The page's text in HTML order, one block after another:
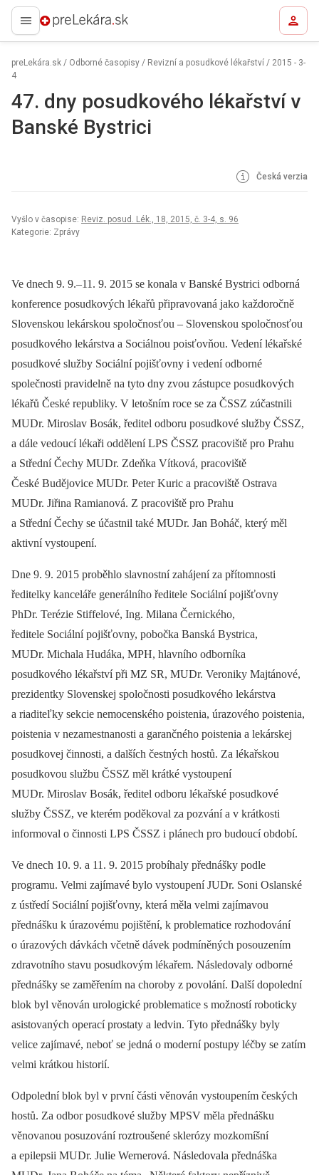
preLekára.sk
preLekára.sk / Odborné časopisy / Revizní a posudkové lékařství / 2015 - 3-
4
47. dny posudkového lékařství v
Banské Bystrici
Česká verzia
Vyšlo v časopise: Reviz. posud. Lék., 18, 2015, č. 3-4, s. 96
Kategorie: Zprávy
Ve dnech 9. 9.–11. 9. 2015 se konala v Banské Bystrici odborná
konference posudkových lékařů připravovaná jako každoročně
Slovenskou lekárskou spoločnosťou –⁠ Slovenskou spoločnosťou
posudkového lekárstva a Sociálnou poisťovňou. Vedení lékařské
posudkové služby Sociální pojišťovny i vedení odborné
společnosti pravidelně na tyto dny zvou zástupce posudkových
lékařů České republiky. V letošním roce se za ČSSZ zúčastnili
MUDr. Miroslav Bosák, ředitel odboru posudkové služby ČSSZ,
a dále vedoucí lékaři oddělení LPS ČSSZ pracoviště pro Prahu
a Střední Čechy MUDr. Zdeňka Vítková, pracoviště
České Budějovice MUDr. Peter Kuric a pracoviště Ostrava
MUDr. Jiřina Ramianová. Z pracoviště pro Prahu
a Střední Čechy se účastnil také MUDr. Jan Boháč, který měl
aktivní vystoupení.
Dne 9. 9. 2015 proběhlo slavnostní zahájení za přítomnosti
ředitelky kanceláře generálního ředitele Sociální pojišťovny
PhDr. Terézie Stiffelové, Ing. Milana Černického,
ředitele Sociální pojišťovny, pobočka Banská Bystrica,
MUDr. Michala Hudáka, MPH, hlavního odborníka
posudkového lékařství při MZ SR, MUDr. Veroniky Majtánové,
prezidentky Slovenskej spoločnosti posudkového lekárstva
a riaditeľky sekcie nemocenského poistenia, úrazového poistenia,
poistenia v nezamestnanosti a garančného poistenia a lekárskej
posudkovej činnosti, a dalších čestných hostů. Za lékařskou
posudkovou službu ČSSZ měl krátké vystoupení
MUDr. Miroslav Bosák, ředitel odboru lékařské posudkové
služby ČSSZ, ve kterém poděkoval za pozvání a v krátkosti
informoval o činnosti LPS ČSSZ i plánech pro budoucí období.
Ve dnech 10. 9. a 11. 9. 2015 probíhaly přednášky podle
programu. Velmi zajímavé bylo vystoupení JUDr. Soni Oslanské
z ústředí Sociální pojišťovny, která měla velmi zajímavou
přednášku k úrazovému pojištění, k problematice rozhodování
o úrazových dávkách včetně dávek podmíněných posouzením
zdravotního stavu posudkovým lékařem. Následovaly odborné
přednášky se zaměřením na choroby z povolání. Další dopolední
blok byl věnován urologické problematice s možností roboticky
asistovaných operací prostaty a ledvin. Tyto přednášky byly
velice zajímavé, neboť se jedná o moderní postupy léčby se zatím
velmi krátkou historií.
Odpolední blok byl v první části věnován vystoupením českých
hostů. Za odbor posudkové služby MPSV měla přednášku
věnovanou posuzování roztroušené sklerózy mozkomíšní
a epilepsii MUDr. Julie Wernerová. Následovala přednáška